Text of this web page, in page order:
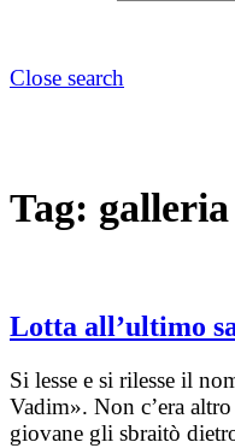
Close search
Tag: galleria
Lotta all’ultimo
Si lesse e si rilesse il
Vadim». Non c’era
giovane gli sbraitò